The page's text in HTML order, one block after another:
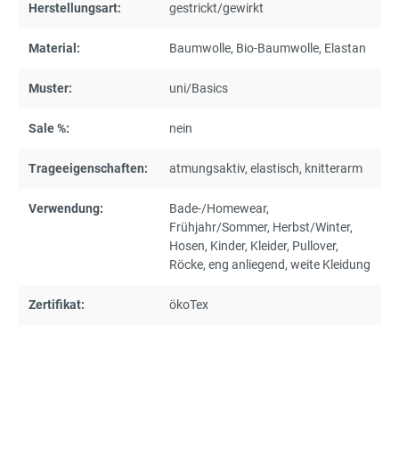
Herstellungsart: gestrickt/gewirkt
Material: Baumwolle, Bio-Baumwolle, Elastan
Muster: uni/Basics
Sale %: nein
Trageeigenschaften: atmungsaktiv, elastisch, knitterarm
Verwendung: Bade-/Homewear,
Frühjahr/Sommer, Herbst/Winter,
Hosen, Kinder, Kleider, Pullover,
Röcke, eng anliegend, weite Kleidung
Zertifikat: ökoTex